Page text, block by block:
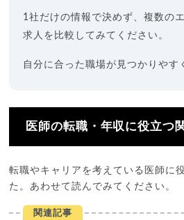
1社だけの情報で決めず、複数の
求人を比較してみてください。
自分に合った職場が見つかりやす
医師の転職・年収に役立つ
転職やキャリアを考えている医師に
た。あわせて読んでみてください。
関連記事